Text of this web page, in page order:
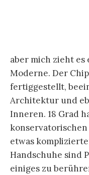
aber mich zieht
Moderne. Der
fertiggestellt,
Architektur und
Inneren. 18 Grad
etwas
Handschuhe sind
einiges zu